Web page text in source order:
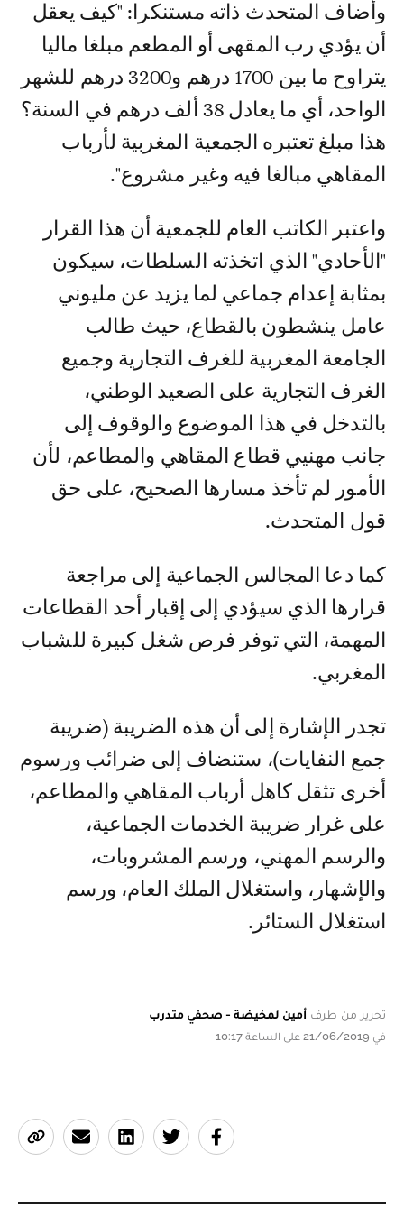
وأضاف المتحدث ذاته مستنكرا: "كيف يعقل
أن يؤدي رب المقهى أو المطعم مبلغا ماليا
يتراوح ما بين 1700 درهم و3200 درهم للشهر
الواحد، أي ما يعادل 38 ألف درهم في السنة؟
هذا مبلغ تعتبره الجمعية المغربية لأرباب
المقاهي مبالغا فيه وغير مشروع".
واعتبر الكاتب العام للجمعية أن هذا القرار
"الأحادي" الذي اتخذته السلطات، سيكون
بمثابة إعدام جماعي لما يزيد عن مليوني
عامل ينشطون بالقطاع، حيث طالب
الجامعة المغربية للغرف التجارية وجميع
الغرف التجارية على الصعيد الوطني،
بالتدخل في هذا الموضوع والوقوف إلى
جانب مهنيي قطاع المقاهي والمطاعم، لأن
الأمور لم تأخذ مسارها الصحيح، على حق
قول المتحدث.
كما دعا المجالس الجماعية إلى مراجعة
قرارها الذي سيؤدي إلى إقبار أحد القطاعات
المهمة، التي توفر فرص شغل كبيرة للشباب
المغربي.
تجدر الإشارة إلى أن هذه الضريبة (ضريبة
جمع النفايات)، ستنضاف إلى ضرائب ورسوم
أخرى تثقل كاهل أرباب المقاهي والمطاعم،
على غرار ضريبة الخدمات الجماعية،
والرسم المهني، ورسم المشروبات،
والإشهار، واستغلال الملك العام، ورسم
استغلال الستائر.
تحرير من طرف أمين لمخيضة - صحفي متدرب
في 21/06/2019 على الساعة 10:17